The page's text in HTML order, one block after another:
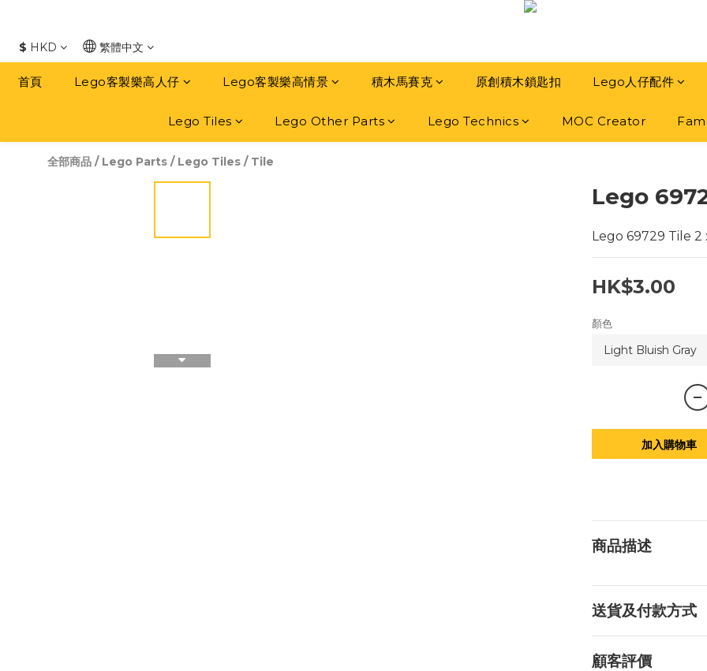
$ HKD 繁體中文
首頁 Lego客製樂高人仔 Lego客製樂高情景 積木馬賽克 原創積木鎖匙扣 Lego人仔配件
Lego Tiles Lego Other Parts Lego Technics MOC Creator
全部商品 / Lego Parts / Lego Tiles / Tile
Lego
Lego 69729 Tile 2
HK$3.00
顏色
加入購物車
商品描述
送貨及付款方式
顧客評價